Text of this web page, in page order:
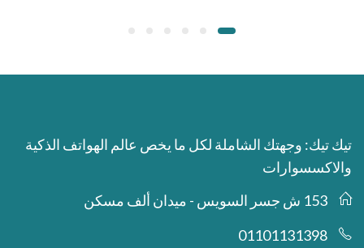
تيك تيك: وجهتك الشاملة لكل ما يخص عالم الهواتف الذكية
والاكسسوارات
153 ش جسر السويس - ميدان ألف مسكن
01101131398